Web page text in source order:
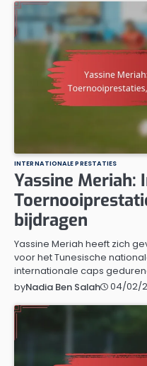
INTERNATIONALE PRESTATIES
Yassine Meriah:
bijdragen
Yassine Meriah heeft zich
voor het Tunesische
internationale caps
byNadia Ben Salah 04/02/